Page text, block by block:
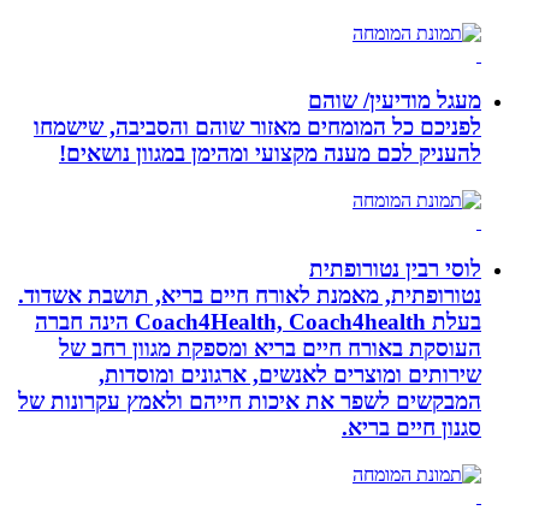
מעגל מודיעין/ שוהם
לפניכם כל המומחים מאזור שוהם והסביבה, שישמחו
להעניק לכם מענה מקצועי ומהימן במגוון נושאים!
לוסי רבין נטורופתית
נטורופתית, מאמנת לאורח חיים בריא, תושבת אשדוד.
בעלת Coach4Health, Coach4health הינה חברה
העוסקת באורח חיים בריא ומספקת מגוון רחב של
שירותים ומוצרים לאנשים, ארגונים ומוסדות,
המבקשים לשפר את איכות חייהם ולאמץ עקרונות של
סגנון חיים בריא.